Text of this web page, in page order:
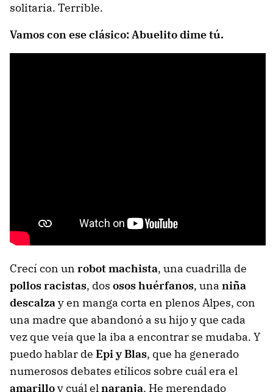
solitaria. Terrible.
Vamos con ese clásico: Abuelito dime tú.
Crecí con un robot machista, una cuadrilla de
pollos racistas, dos osos huérfanos, una niña
descalzay en manga corta en plenos Alpes, con
una madre que abandonó a su hijo y que cada
vez que veía que la iba a encontrar se mudaba. Y
puedo hablar de Epi y Blas, que ha generado
numerosos debates etílicos sobre cuál era el
amarilloy cuál elnaranja. He merendado